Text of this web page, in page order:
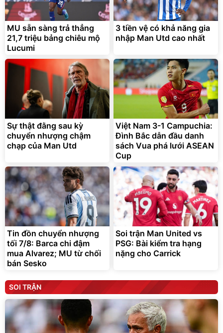
MU sẵn sàng trả thẳng
21,7 triệu bảng chiêu mộ
Lucumi
3 tiền vệ có khả năng gia
nhập Man Utd cao nhất
Sự thật đằng sau kỳ
chuyển nhượng chậm
chạp của Man Utd
Việt Nam 3-1 Campuchia:
Đình Bắc dẫn đầu danh
sách Vua phá lưới ASEAN
Cup
Tin đồn chuyển nhượng
tối 7/8: Barca chi đậm
mua Alvarez; MU từ chối
bán Sesko
Soi trận Man United vs
PSG: Bài kiểm tra hạng
nặng cho Carrick
SOI TRẬN